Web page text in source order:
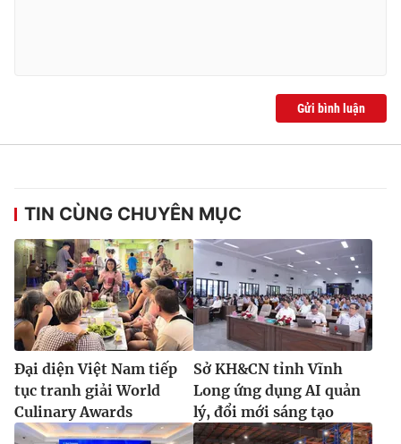
Gửi bình luận
TIN CÙNG CHUYÊN MỤC
Đại diện Việt Nam tiếp
tục tranh giải World
Culinary Awards
Sở KH&CN tỉnh Vĩnh
Long ứng dụng AI quản
lý, đổi mới sáng tạo